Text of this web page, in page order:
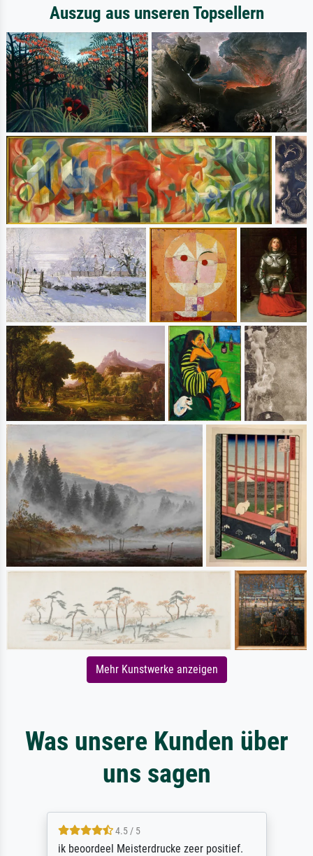
Auszug aus unseren Topsellern
Mehr Kunstwerke anzeigen
Was unsere Kunden über
uns sagen
4.5 / 5
ik beoordeel Meisterdrucke zeer positief.